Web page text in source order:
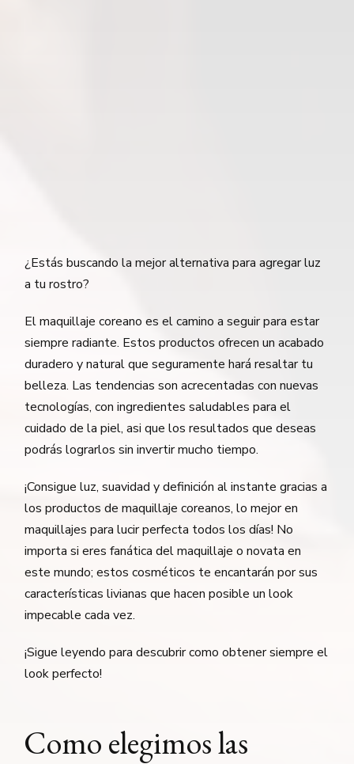
¿Estás buscando la mejor alternativa para agregar luz
a tu rostro?
El maquillaje coreano es el camino a seguir para estar
siempre radiante. Estos productos ofrecen un acabado
duradero y natural que seguramente hará resaltar tu
belleza. Las tendencias son acrecentadas con nuevas
tecnologías, con ingredientes saludables para el
cuidado de la piel, asi que los resultados que deseas
podrás lograrlos sin invertir mucho tiempo.
¡Consigue luz, suavidad y definición al instante gracias a
los productos de maquillaje coreanos, lo mejor en
maquillajes para lucir perfecta todos los días! No
importa si eres fanática del maquillaje o novata en
este mundo; estos cosméticos te encantarán por sus
características livianas que hacen posible un look
impecable cada vez.
¡Sigue leyendo para descubrir como obtener siempre el
look perfecto!
Como elegimos las